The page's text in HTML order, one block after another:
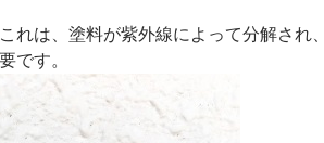
れは、塗料が紫外線によって分解され
です。